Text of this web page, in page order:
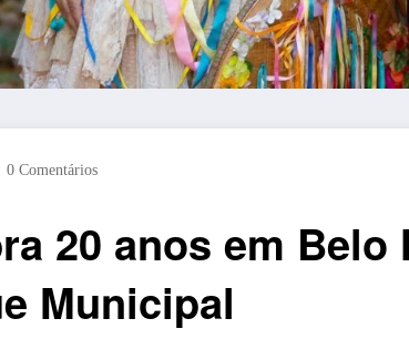
0 Comentários
20 anos em Belo
Municipal